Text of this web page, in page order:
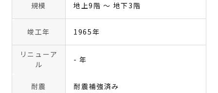
規模 地上9階 〜 地下3階
竣工年 1965年
リニューア
ル
- 年
耐震 耐震補強済み